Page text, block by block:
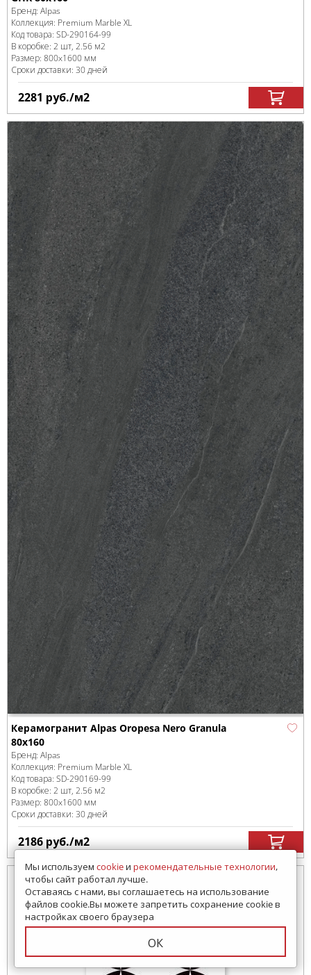
Бренд: Alpas
Коллекция: Premium Marble XL
Код товара: SD-290164-99
В коробке: 2 шт, 2.56 м2
Размер: 800x1600 мм
Сроки доставки: 30 дней
2281 руб./м2
Керамогранит Alpas Oropesa Nero Granula
80x160
Бренд: Alpas
Коллекция: Premium Marble XL
Код товара: SD-290169-99
В коробке: 2 шт, 2.56 м2
Размер: 800x1600 мм
Сроки доставки: 30 дней
2186руб./м2
Мы используем cookieи рекомендательные технологии,
чтобы сайт работал лучше.
Оставаясь с нами, вы соглашаетесь на использование
файлов cookie.Вы можете запретить сохранение cookie в
настройках своего браузера
ОК